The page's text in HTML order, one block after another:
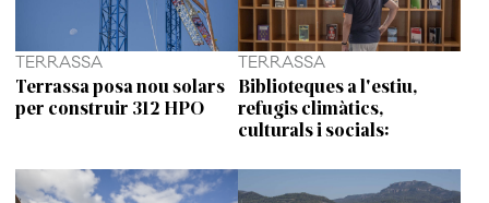
TERRASSA
Terrassa posa nou solars
per construir 312 HPO
TERRASSA
Biblioteques a l'estiu,
refugis climàtics,
culturals i socials: